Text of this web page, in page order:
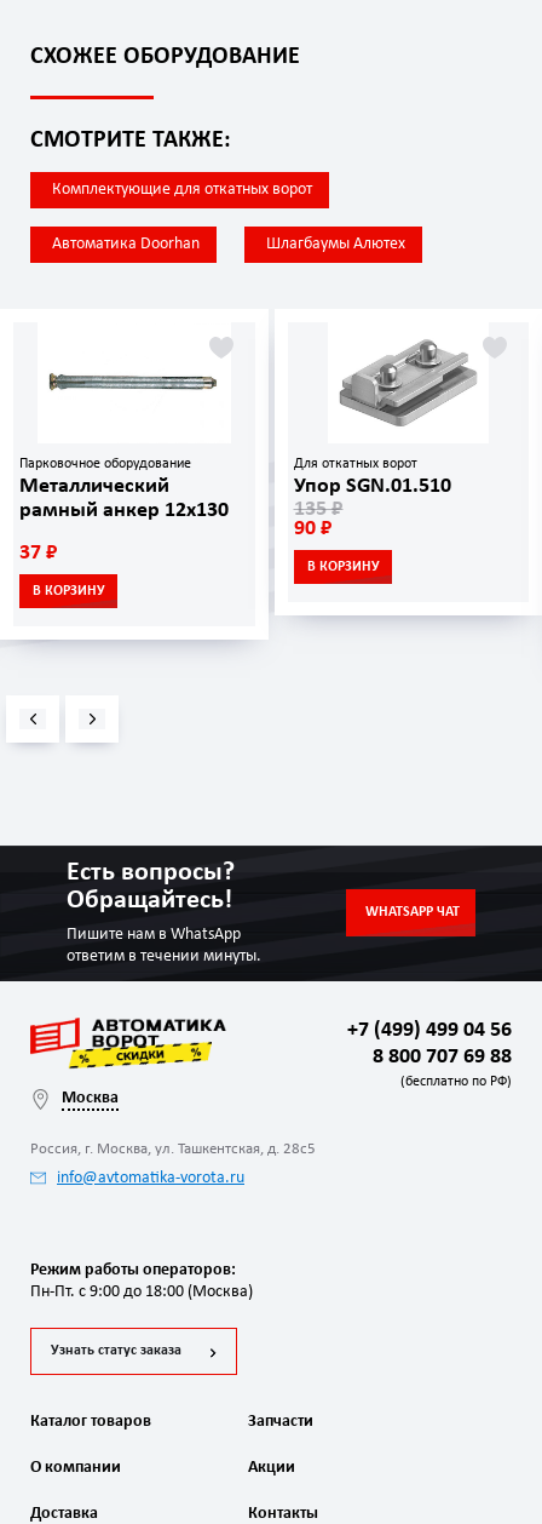
СХОЖЕЕ ОБОРУДОВАНИЕ
СМОТРИТЕ ТАКЖЕ:
Комплектующие для откатных ворот
Автоматика Doorhan Шлагбаумы Алютех
Парковочное оборудование
Металлический
рамный анкер 12х130
37 ₽
В КОРЗИНУ
Для откатных ворот
Упор SGN.01.510
135 ₽
90 ₽
В КОРЗИНУ
Есть вопросы?
Обращайтесь!
Пишите нам в WhatsApp
ответим в течении минуты.
WHATSAPP ЧАТ
Москва
Россия, г. Москва, ул. Ташкентская, д. 28с5
info@avtomatika-vorota.ru
+7 (499) 499 04 56
8 800 707 69 88
(бесплатно по РФ)
Режим работы операторов:
Пн-Пт. с 9:00 до 18:00 (Москва)
Узнать статус заказа
Каталог товаров Запчасти
О компании
Доставка
Акции
Контакты